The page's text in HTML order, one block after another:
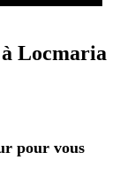
Locmaria
pour vous